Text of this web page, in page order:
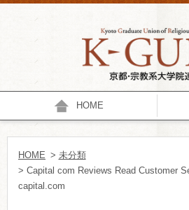
HOME
HOME > 未分類
> Capital com Reviews Read Customer
capital.com